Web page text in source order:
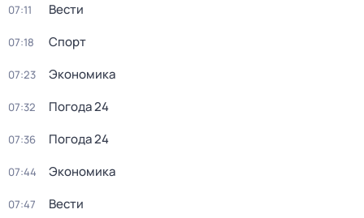
07:11 Вести
07:18 Спорт
07:23 Экономика
07:32 Погода 24
07:36 Погода 24
07:44 Экономика
07:47 Вести